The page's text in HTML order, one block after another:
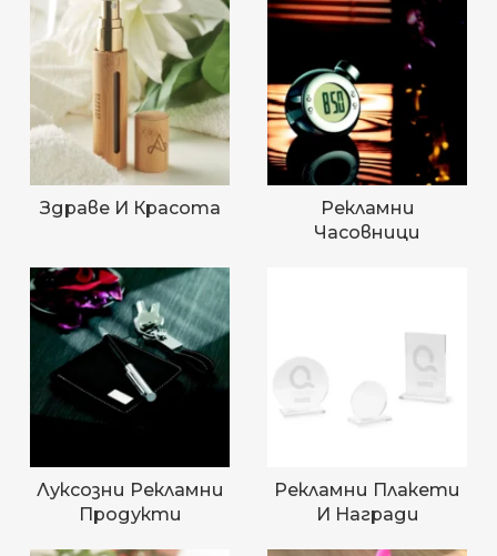
Здраве И Красота
Рекламни
Часовници
Луксозни Рекламни
Продукти
Рекламни Плакети
И Награди